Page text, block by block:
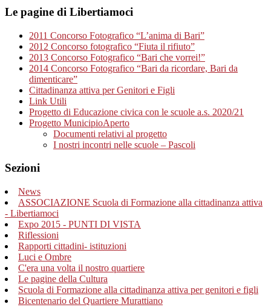
Le pagine di Libertiamoci
2011 Concorso Fotografico “L’anima di Bari”
2012 Concorso fotografico “Fiuta il rifiuto”
2013 Concorso Fotografico “Bari che vorrei!”
2014 Concorso Fotografico “Bari da ricordare, Bari da
dimenticare”
Cittadinanza attiva per Genitori e Figli
Link Utili
Progetto di Educazione civica con le scuole a.s. 2020/21
Progetto MunicipioAperto
Documenti relativi al progetto
I nostri incontri nelle scuole – Pascoli
Sezioni
News
ASSOCIAZIONE Scuola di Formazione alla cittadinanza attiva
- Libertiamoci
Expo 2015 - PUNTI DI VISTA
Riflessioni
Rapporti cittadini- istituzioni
Luci e Ombre
C'era una volta il nostro quartiere
Le pagine della Cultura
Scuola di Formazione alla cittadinanza attiva per genitori e figli
Bicentenario del Quartiere Murattiano